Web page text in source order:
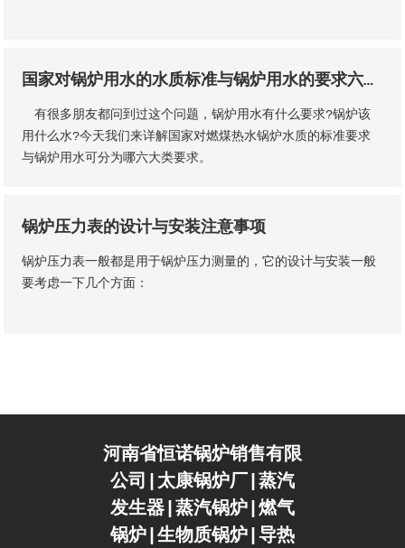
国家对锅炉用水的水质标准与锅炉用水的要求六大类？
有很多朋友都问到过这个问题，锅炉用水有什么要求?锅炉该
用什么水?今天我们来详解国家对燃煤热水锅炉水质的标准要求
与锅炉用水可分为哪六大类要求。
锅炉压力表的设计与安装注意事项
锅炉压力表一般都是用于锅炉压力测量的，它的设计与安装一般
要考虑一下几个方面：
河南省恒诺锅炉销售有限
公司|太康锅炉厂|蒸汽
发生器|蒸汽锅炉|燃气
锅炉|生物质锅炉|导热